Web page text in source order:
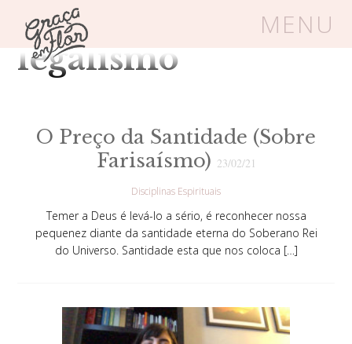
MENU
Um espaço seguro onde mulheres
Carrinho
BLOG
FRUTÍFERAS
Tag Arquivos:
legalismo
O Preço da Santidade (Sobre
Farisaísmo) 23/02/21
Disciplinas Espirituais
Temer a Deus é levá-lo a sério, é reconhecer nossa
pequenez diante da santidade eterna do Soberano Rei
do Universo. Santidade esta que nos coloca […]